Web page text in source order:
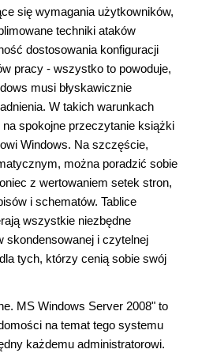
się wymagania użytkowników,
techniki ataków
dostosowania konfiguracji
pracy - wszystko to powoduje,
musi błyskawicznie
W takich warunkach
spokojne przeczytanie książki
Windows. Na szczęście,
można poradzić sobie
z wertowaniem setek stron,
i schematów. Tablice
wszystkie niezbędne
skondensowanej i czytelnej
tych, którzy cenią sobie swój
MS Windows Server 2008" to
na temat tego systemu
każdemu administratorowi.